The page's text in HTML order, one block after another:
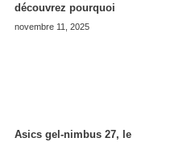
découvrez pourquoi
novembre 11, 2025
Asics gel-nimbus 27, le